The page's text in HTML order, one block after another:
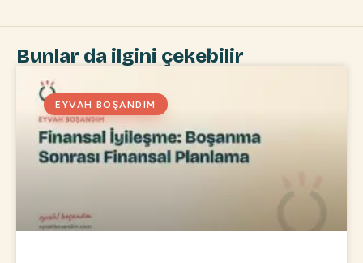
Bunlar da ilgini çekebilir
EYVAH BOŞANDIM